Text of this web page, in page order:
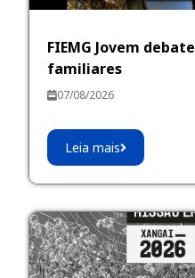
FIEMG Jovem
familiares
07/08/2026
Leia mais